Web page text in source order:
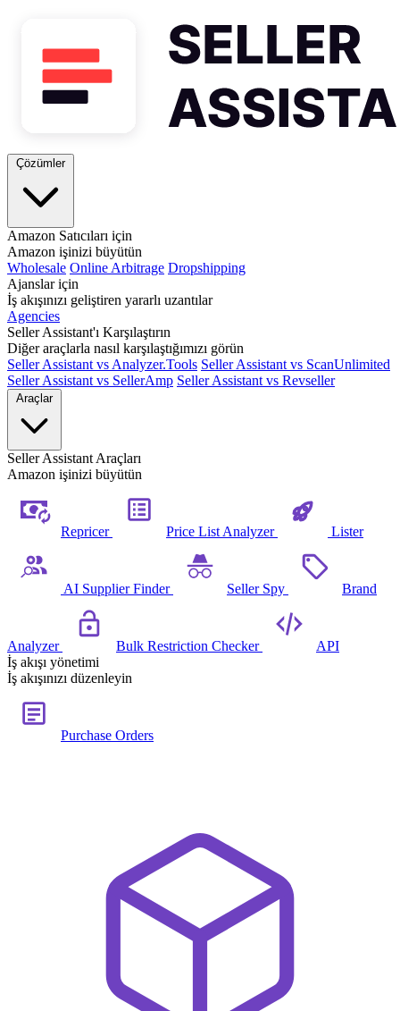
Çözümler
Amazon Satıcıları için
Amazon işinizi büyütün
Wholesale Online Arbitrage Dropshipping
Ajanslar için
İş akışınızı geliştiren yararlı uzantılar
Agencies
Seller Assistant'ı Karşılaştırın
Diğer araçlarla nasıl karşılaştığımızı görün
Seller Assistant vs Analyzer.Tools Seller Assistant vs ScanUnlimited
Seller Assistant vs SellerAmp Seller Assistant vs Revseller
Araçlar
Seller Assistant Araçları
Amazon işinizi büyütün
Repricer Price List Analyzer Lister
AI Supplier Finder Seller Spy Brand
Analyzer Bulk Restriction Checker
API
İş akışı yönetimi
İş akışınızı düzenleyin
Purchase Orders